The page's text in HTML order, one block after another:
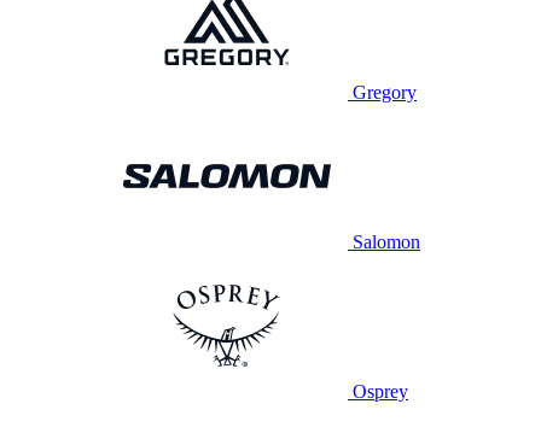
Gregory
Salomon
Osprey